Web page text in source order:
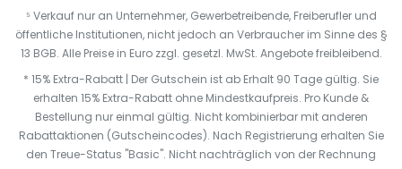
⁵ Verkauf nur an Unternehmer, Gewerbetreibende, Freiberufler und
öffentliche Institutionen, nicht jedoch an Verbraucher im Sinne des §
13 BGB. Alle Preise in Euro zzgl. gesetzl. MwSt. Angebote freibleibend.
* 15% Extra-Rabatt | Der Gutschein ist ab Erhalt 90 Tage gültig. Sie
erhalten 15% Extra-Rabatt ohne Mindestkaufpreis. Pro Kunde &
Bestellung nur einmal gültig. Nicht kombinierbar mit anderen
Rabattaktionen (Gutscheincodes). Nach Registrierung erhalten Sie
den Treue-Status "Basic". Nicht nachträglich von der Rechnung